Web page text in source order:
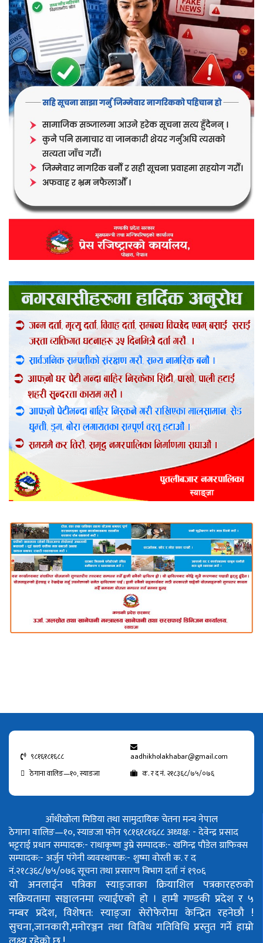
९८१६१८१६८८
aadhikholakhabar@gmail.com
ठेगाना वालिङ—१०, स्याङजा
क. र द नं. २१८३६८/७५/०७६
आँधीखोला मिडिया तथा सामुदायिक चेतना मन्च नेपाल
ठेगाना वालिङ—१०, स्याङजा फोन ९८१६१८१६८८अध्यक्ष: - देवेन्द्र प्रसाद
भट्टराईप्रधान सम्पादक:- राधाकृष्ण डुम्रेसम्पादक:- खगिन्द्र पौडेलग्राफिक्स
सम्पादक:- अर्जुन पंगेनीव्यवस्थापक:- शुष्मा वोस्तीक. र द
नं.२१८३६८/७५/०७६सूचना तथा प्रसारण बिभाग दर्ता नं १९०६
यो अनलाईन पत्रिका स्याङ्जाका क्रियाशिल पत्रकारहरुको
सक्रियतामा सञ्चालनमा ल्याईएको हो । हामी गण्डकी प्रदेश र ५
नम्बर प्रदेश, विशेषत: स्याङ्जा सेरोफेरोमा केन्द्रित रहनेछौ !
सुचना,जानकारी,मनोरञ्जन तथा विविध गतिविधि प्रस्तुत गर्ने हाम्रो